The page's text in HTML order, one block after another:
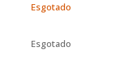
Esgotado
Esgotado